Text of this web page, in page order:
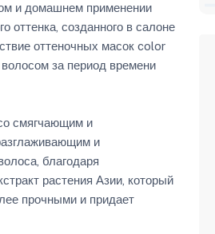
и домашнем применении
оттенка, созданного в салоне
оттеночных масок color
за период времени
смягчающим и
и
благодаря
растения Азии, который
прочными и придает